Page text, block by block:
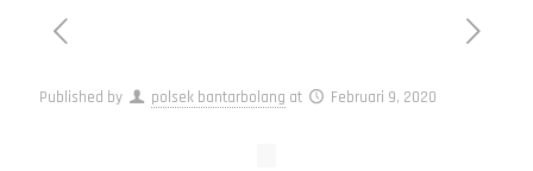
Published by polsek bantarbolang at Februari 9, 2020